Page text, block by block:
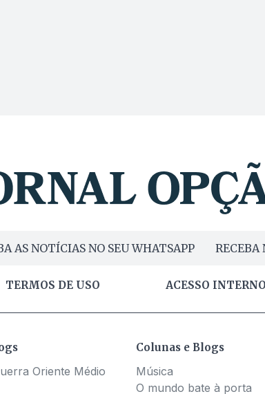
AS NOTÍCIAS NO SEU WHATSAPP RECEBA
TERMOS DE USO ACESSO INTERNO
Oriente Médio
Colunas e Blogs
Música
O mundo bate à porta